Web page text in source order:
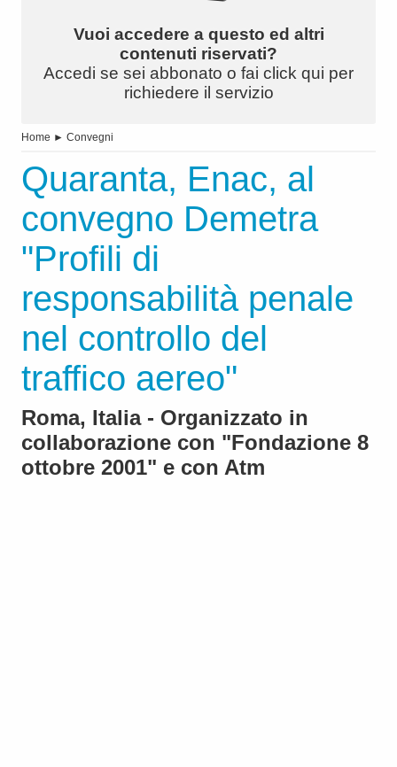
Vuoi accedere a questo ed altri
contenuti riservati?
Accedi se sei abbonato o fai click qui per
richiedere il servizio
Home ► Convegni
Quaranta, Enac, al
convegno Demetra
"Profili di
responsabilità penale
nel controllo del
traffico aereo"
Roma, Italia - Organizzato in
collaborazione con "Fondazione 8
ottobre 2001" e con Atm